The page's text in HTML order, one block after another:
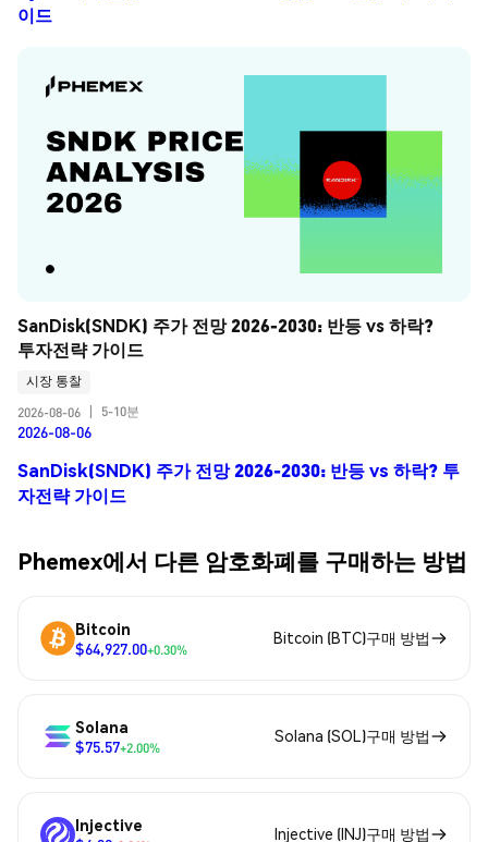
이드
SanDisk(SNDK) 주가 전망 2026-2030: 반등 vs 하락?
투자전략 가이드
시장 통찰
2026-08-06
5-10분
2026-08-06
SanDisk(SNDK) 주가 전망 2026-2030: 반등 vs 하락? 투
자전략 가이드
Phemex에서 다른 암호화폐를 구매하는 방법
Bitcoin
$64,927.00+0.30%
Bitcoin (BTC)구매 방법
Solana
$75.57+2.00%
Solana (SOL)구매 방법
Injective
Injective (INJ)구매 방법